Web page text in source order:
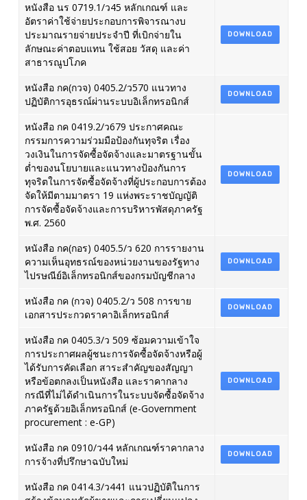
หนังสือ นร 0719.1/ว45 หลักเกณฑ์ และ
อัตราค่าใช้จ่ายประกอบการพิจารณางบ
ประมาณรายจ่ายประจำปี ที่เบิกจ่ายใน
ลักษณะค่าตอบแทน ใช้สอย วัสดุ และค่า
สาธารณูปโภค
DOWNLOAD
หนังสือ กค(กวจ) 0405.2/ว570 แนวทาง
ปฏิบัติการอุธรณ์ผ่านระบบอิเล็กทรอนิกส์
DOWNLOAD
หนังสือ กค 0419.2/ว679 ประกาศคณะ
กรรมการความร่วมมือป้องกันทุจริต เรื่อง
วงเงินในการจัดซื้อจัดจ้างและมาตรฐานขั้น
ต่ำของนโยบายและแนวทางป้องกันการ
ทุจริตในการจัดซื้อจัดจ้างที่ผู้ประกอบการต้อง
จัดให้มีตามมาตรา 19 แห่งพระราชบัญญัติ
การจัดซื้อจัดจ้างและการบริหารพัสดุภาครัฐ
พ.ศ. 2560
DOWNLOAD
หนังสือ กค(กอร) 0405.5/ว 620 การรายงาน
ความเห็นอุทธรณ์ของหน่วยงานของรัฐทาง
ไปรษณีย์อิเล็กทรอนิกส์ของกรมบัญชีกลาง
DOWNLOAD
หนังสือ กค (กวจ) 0405.2/ว 508 การขาย
เอกสารประกวดราคาอิเล็กทรอนิกส์
DOWNLOAD
หนังสือ กค 0405.3/ว 509 ซ้อมความเข้าใจ
การประกาศผลผู้ชนะการจัดซื้อจัดจ้างหรือผู้
ได้รับการคัดเลือก สาระสำคัญของสัญญา
หรือข้อตกลงเป็นหนังสือ และราคากลาง
กรณีที่ไม่ได้ดำเนินการในระบบจัดซื้อจัดจ้าง
ภาครัฐด้วยอิเล็กทรอนิกส์ (e-Government
procurement : e-GP)
DOWNLOAD
หนังสือ กค 0910/ว44 หลักเกณฑ์ราคากลาง
การจ้างที่ปรึกษาฉบับใหม่
DOWNLOAD
หนังสือ กค 0414.3/ว441 แนวปฏิบัติในการ